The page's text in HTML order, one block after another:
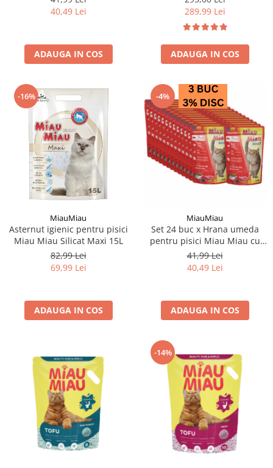
40,49 Lei
ADAUGA IN COS
289,99 Lei
ADAUGA IN COS
-16%
MiauMiau
Asternut igienic pentru pisici
Miau Miau Silicat Maxi 15L
82,99 Lei
69,99 Lei
ADAUGA IN COS
-4%
MiauMiau
Set 24 buc x Hrana umeda
pentru pisici Miau Miau cu
vita in sos 100 gr
41,99 Lei
40,49 Lei
ADAUGA IN COS
-14%